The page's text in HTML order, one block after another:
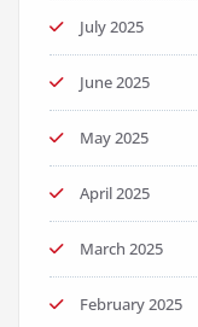
July 2025
June 2025
May 2025
April 2025
March 2025
February 2025